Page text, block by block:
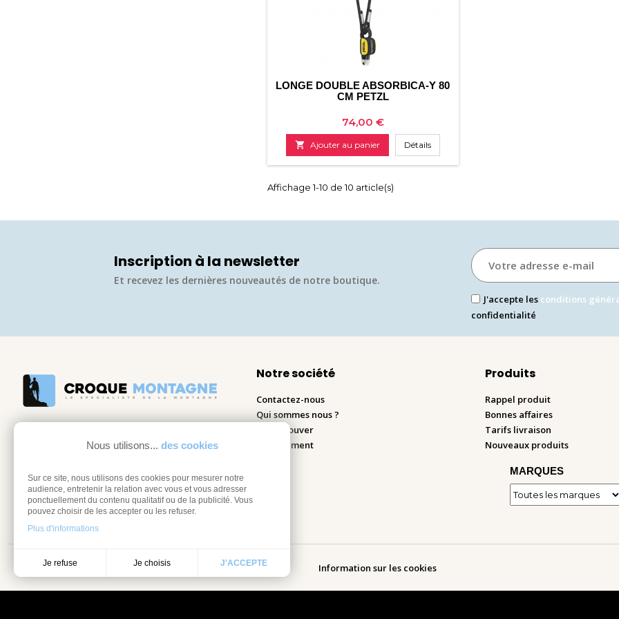
Nous utilisons... des cookies
Sur ce site, nous utilisons des cookies pour mesurer notre
audience, entretenir la relation avec vous et vous adresser
ponctuellement du contenu qualitatif ou de la publicité. Vous
pouvez choisir de les accepter ou les refuser.
Plus d'informations
Je refuse Je choisis J'ACCEPTE
LONGE DOUBLE ABSORBICA-Y 80
CM PETZL
Prix
74,00 €
 Ajouter au panier Détails
Affichage 1-10 de 10 article(s)
Inscription à la newsletter
Et recevez les dernières nouveautés de notre boutique.​
J'accepte les conditions
confidentialité
Notre société
Contactez-nous
Qui sommes nous ?
Nous trouver
Recrutement
Produits
Rappel produit
Bonnes affaires
Tarifs livraison
Nouveaux produits
MARQUES
Mentions légales Information sur les cookies